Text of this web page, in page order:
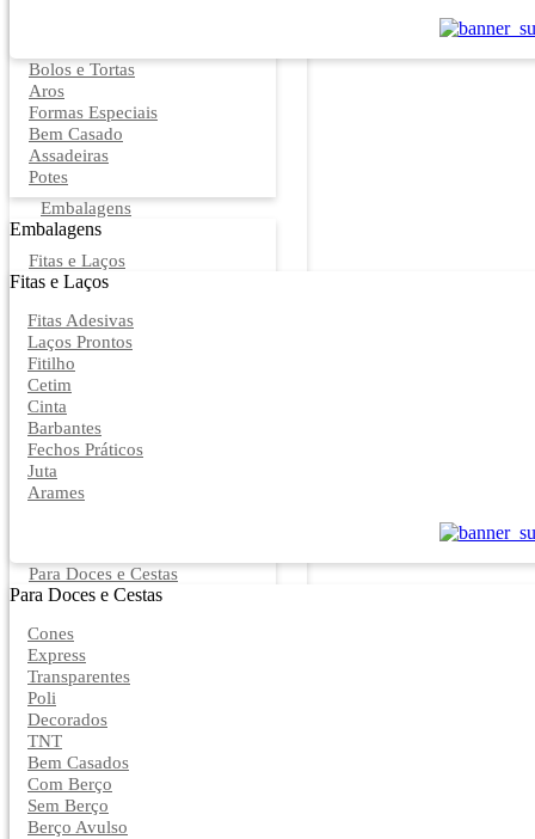
Bolos e Tortas
Aros
Formas Especiais
Bem Casado
Assadeiras
Potes
Embalagens
Embalagens
Fitas e Laços
Fitas e Laços
Fitas Adesivas
Laços Prontos
Fitilho
Cetim
Cinta
Barbantes
Fechos Práticos
Juta
Arames
Para Doces e Cestas
Para Doces e Cestas
Cones
Express
Transparentes
Poli
Decorados
TNT
Bem Casados
Com Berço
Sem Berço
Berço Avulso